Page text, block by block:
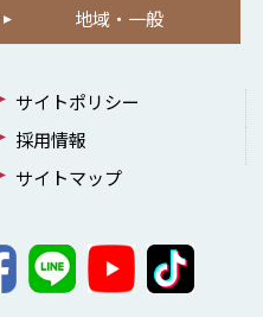
地域・一般
サイトポリシー
採用情報
サイトマップ